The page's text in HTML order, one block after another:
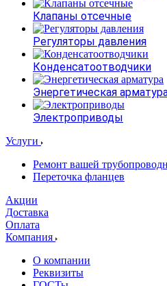
Клапаны отсечные
Регуляторы давления
Конденсатоотводчики
Энергетическая
Электроприводы
Услуги
Ремонт вашей
Переточка фланцев
Акции
Доставка
Оплата
Компания
О компании
Реквизиты